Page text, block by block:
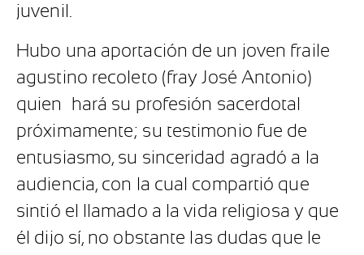
juvenil.
Hubo una aportación de un joven fraile
agustino recoleto (fray José Antonio)
quien hará su profesión sacerdotal
próximamente; su testimonio fue de
entusiasmo, su sinceridad agradó a la
audiencia, con la cual compartió que
sintió el llamado a la vida religiosa y que
él dijo sí, no obstante las dudas que le